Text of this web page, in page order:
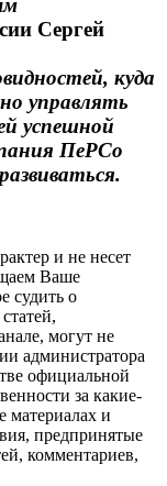
Сергей
куда
управлять
успешной
ПеРСо
и не несет
Ваше
судить о
могут не
администратора
официальной
за какие-
материалах и
предпринятые
комментариев,